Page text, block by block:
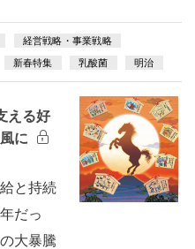
経営戦略・事業戦略
新春特集 乳酸菌 明治
える好
に
と持続
だっ
大暴騰